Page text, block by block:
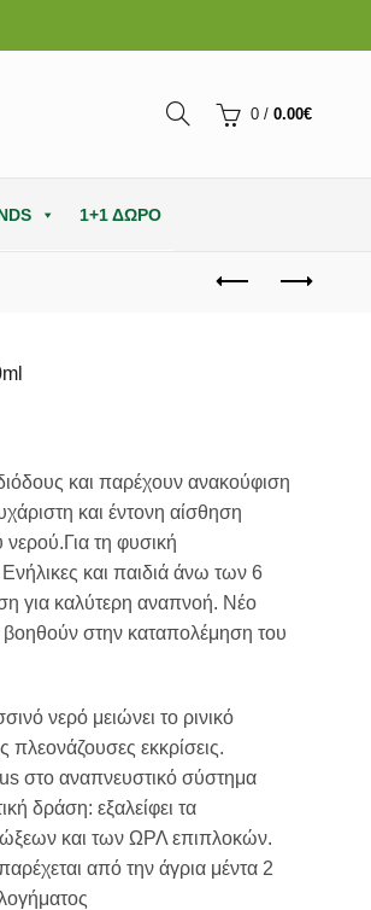
0 / 0.00€
1+1 ΔΩΡΟ
και παρέχουν ανακούφιση
και έντονη αίσθηση
τη φυσική
και παιδιά άνω των 6
για καλύτερη αναπνοή. Νέο
στην καταπολέμηση του
νερό μειώνει το ρινικό
πλεονάζουσες εκκρίσεις.
στο αναπνευστικό σύστημα
δράση: εξαλείφει τα
και των ΩΡΛ επιπλοκών.
από την άγρια μέντα 2